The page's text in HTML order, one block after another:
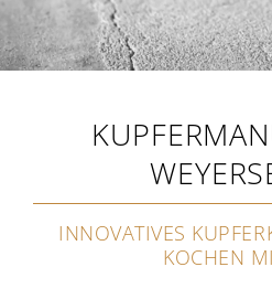
INNOVATIVES
KOCHEN